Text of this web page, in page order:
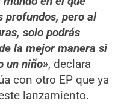
profundos, pero al
solo podrás
la mejor manera si
un niño», declara
con otro EP que ya
lanzamiento.